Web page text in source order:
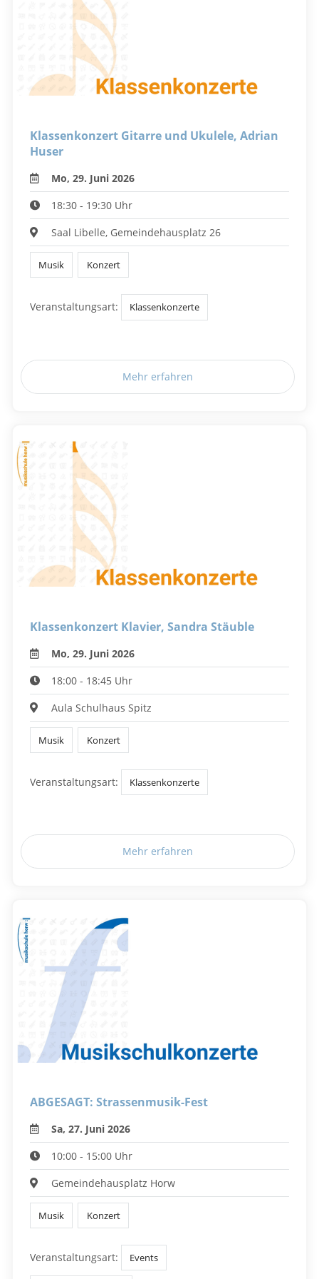
Klassenkonzert Gitarre und Ukulele, Adrian
Huser
Mo, 29. Juni 2026
18:30 - 19:30 Uhr
Saal Libelle, Gemeindehausplatz 26
Musik Konzert
Veranstaltungsart: Klassenkonzerte
Mehr erfahren
Klassenkonzert Klavier, Sandra Stäuble
Mo, 29. Juni 2026
18:00 - 18:45 Uhr
Aula Schulhaus Spitz
Musik Konzert
Veranstaltungsart: Klassenkonzerte
Mehr erfahren
ABGESAGT: Strassenmusik-Fest
Sa, 27. Juni 2026
10:00 - 15:00 Uhr
Gemeindehausplatz Horw
Musik Konzert
Veranstaltungsart: Events